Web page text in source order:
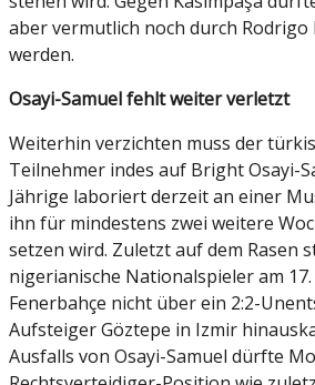
aber vermutlich noch durch Rodrigo
werden.
Osayi-Samuel fehlt weiter verletzt
Weiterhin verzichten muss der
Teilnehmer indes auf Bright Osayi-
Jährige laboriert derzeit an einer
ihn für mindestens zwei weitere
setzen wird. Zuletzt auf dem Rasen
nigerianische Nationalspieler am
Fenerbahçe nicht über ein 2:2-
Aufsteiger Göztepe in Izmir
Ausfalls von Osayi-Samuel dürfte